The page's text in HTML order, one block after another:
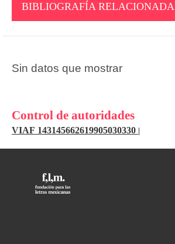
BIBLIOGRAFÍA RELACIONADA
Sin datos que mostrar
Control de autoridades
VIAF 143145662619905030330